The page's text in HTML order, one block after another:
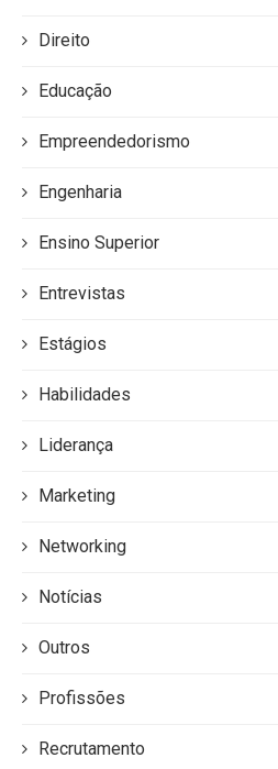
Direito
Educação
Empreendedorismo
Engenharia
Ensino Superior
Entrevistas
Estágios
Habilidades
Liderança
Marketing
Networking
Notícias
Outros
Profissões
Recrutamento